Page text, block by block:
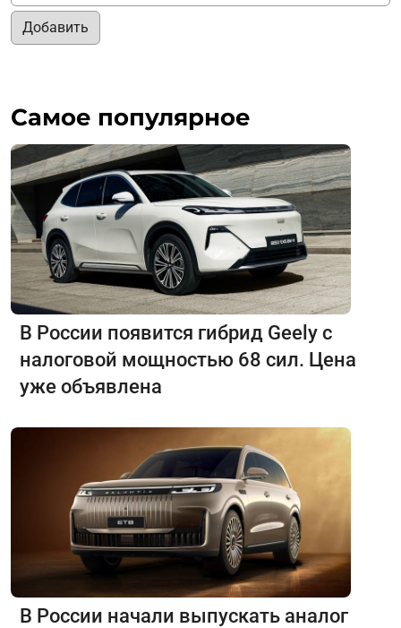
Добавить
Самое популярное
В России появится гибрид Geely с
налоговой мощностью 68 сил. Цена
уже объявлена
В России начали выпускать аналог